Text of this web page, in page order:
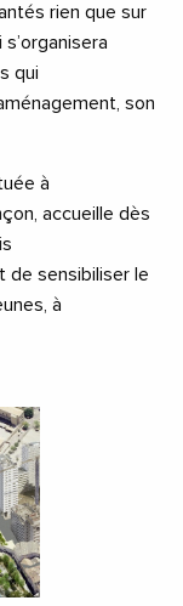
rien que sur
qui
son
à
accueille dès
de sensibiliser le
à